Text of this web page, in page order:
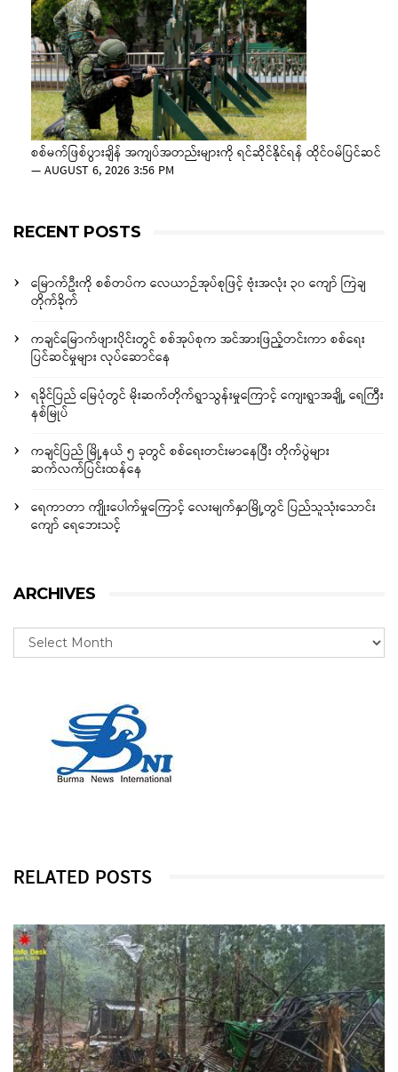
စစ်မက်ဖြစ်ပွားချိန် အကျပ်အတည်းများကို ရင်ဆိုင်နိုင်ရန် ထိုင်ဝမ်ပြင်ဆင်
—AUGUST 6, 2026 3:56 PM
RECENT POSTS
မြောက်ဦးကို စစ်တပ်က လေယာဉ်အုပ်စုဖြင့် ဗုံးအလုံး ၃၀ ကျော် ကြဲချ
တိုက်ခိုက်
ကချင်မြောက်ဖျားပိုင်းတွင် စစ်အုပ်စုက အင်အားဖြည့်တင်းကာ စစ်ရေး
ပြင်ဆင်မှုများ လုပ်ဆောင်နေ
ရခိုင်ပြည် မြေပုံတွင် မိုးဆက်တိုက်ရွာသွန်းမှုကြောင့် ကျေးရွာအချို့ ရေကြီး
နစ်မြုပ်
ကချင်ပြည် မြို့နယ် ၅ ခုတွင် စစ်ရေးတင်းမာနေပြီး တိုက်ပွဲများ
ဆက်လက်ပြင်းထန်နေ
ရေကာတာ ကျိုးပေါက်မှုကြောင့် လေးမျက်နှာမြို့တွင် ပြည်သူသုံးသောင်း
ကျော် ရေဘေးသင့်
ARCHIVES
RELATED POSTS